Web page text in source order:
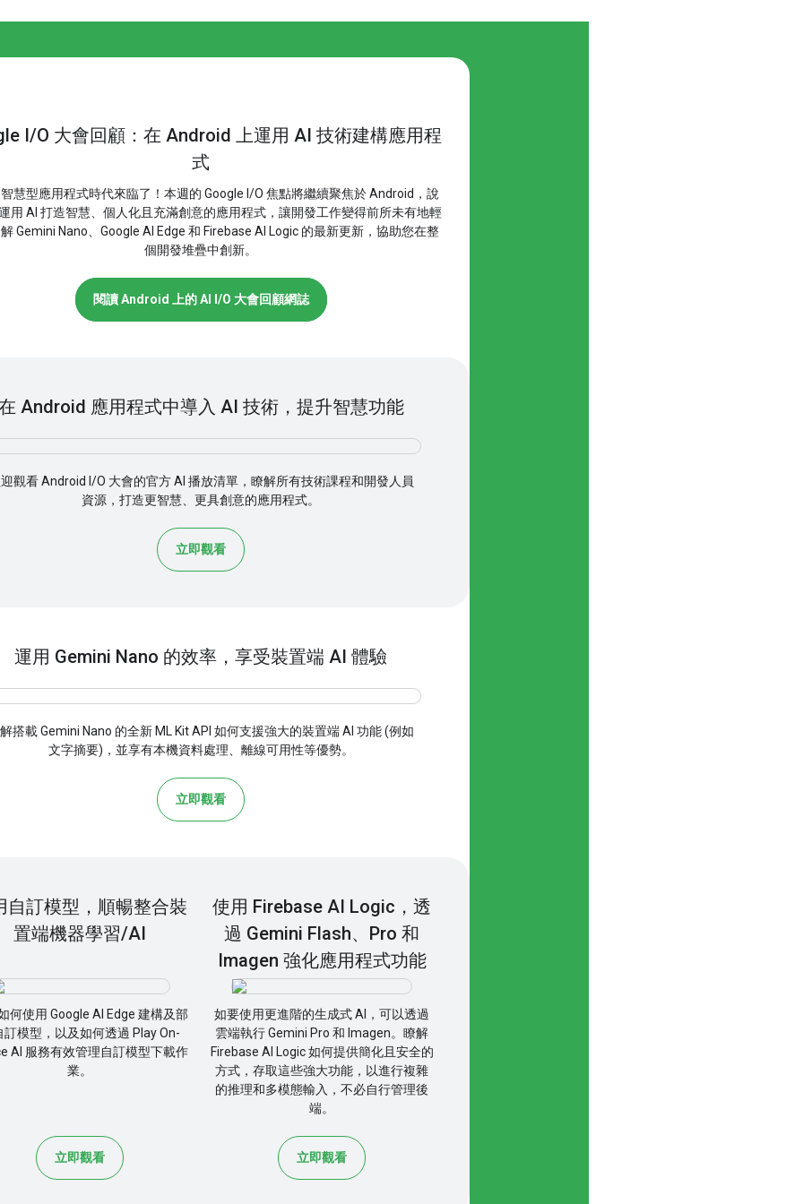
I/O 大會回顧：在 Android 上運用 AI 技術建構應用程
式
慧型應用程式時代來臨了！本週的 Google I/O 焦點將繼續聚焦於 Android，說
用 AI 打造智慧、個人化且充滿創意的應用程式，讓開發工作變得前所未有地輕
Gemini Nano、Google AI Edge 和 Firebase AI Logic 的最新更新，協助您在整
個開發堆疊中創新。
閱讀 Android 上的 AI I/O 大會回顧網誌
Android 應用程式中導入 AI 技術，提升智慧功能
觀看 Android I/O 大會的官方 AI 播放清單，瞭解所有技術課程和開發人員
資源，打造更智慧、更具創意的應用程式。
立即觀看
運用 Gemini Nano 的效率，享受裝置端 AI 體驗
搭載 Gemini Nano 的全新 ML Kit API 如何支援強大的裝置端 AI 功能 (例如
文字摘要)，並享有本機資料處理、離線可用性等優勢。
立即觀看
自訂模型，順暢整合裝
置端機器學習/AI
使用 Firebase AI Logic，透
過 Gemini Flash、Pro 和
Imagen 強化應用程式功能
何使用 Google AI Edge 建構及部
訂模型，以及如何透過 Play On-
AI 服務有效管理自訂模型下載作
業。
如要使用更進階的生成式 AI，可以透過
雲端執行 Gemini Pro 和 Imagen。瞭解
Firebase AI Logic 如何提供簡化且安全的
方式，存取這些強大功能，以進行複雜
的推理和多模態輸入，不必自行管理後
端。
立即觀看 立即觀看